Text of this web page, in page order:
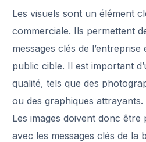
Les visuels sont un élément
commerciale. Ils permettent
messages clés de l’entreprise
public cible. Il est important
qualité, tels que des
ou des graphiques attrayants.
Les images doivent donc être
avec les messages clés de la